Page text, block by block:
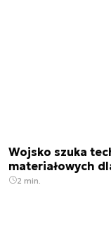
Wojsko szuka
materiałowych
2 min.